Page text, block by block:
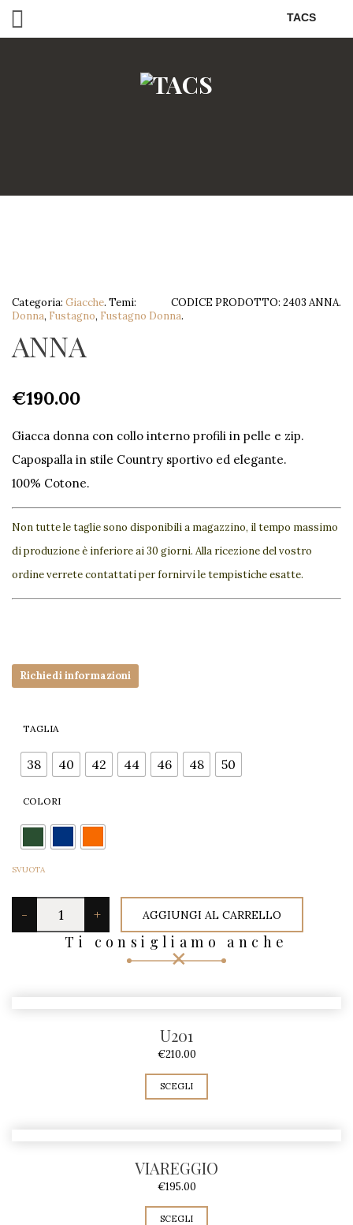
TACS
CODICE PRODOTTO: 2403 ANNA.
Categoria: Giacche. Temi:
Donna, Fustagno, Fustagno Donna.
ANNA
€190.00
Giacca donna con collo interno profili in pelle e zip.
Capospalla in stile Country sportivo ed elegante.
100% Cotone.
Non tutte le taglie sono disponibili a magazzino, il tempo massimo
di produzione è inferiore ai 30 giorni. Alla ricezione del vostro
ordine verrete contattati per fornirvi le tempistiche esatte.
Richiedi informazioni
TAGLIA
38 40 42 44 46 48 50
COLORI
SVUOTA
-
N
+ AGGIUNGI AL CARRELLO
Ti consigliamo anche
U201
€210.00
SCEGLI
VIAREGGIO
€195.00
SCEGLI